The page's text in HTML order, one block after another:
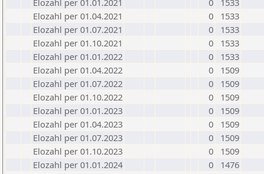
Elozahl per 01.01.2021
0
1533
Elozahl per 01.04.2021
0
1533
Elozahl per 01.07.2021
0
1533
Elozahl per 01.10.2021
0
1533
Elozahl per 01.01.2022
0
1533
Elozahl per 01.04.2022
0
1509
Elozahl per 01.07.2022
0
1509
Elozahl per 01.10.2022
0
1509
Elozahl per 01.01.2023
0
1509
Elozahl per 01.04.2023
0
1509
Elozahl per 01.07.2023
0
1509
Elozahl per 01.10.2023
0
1509
Elozahl per 01.01.2024
0
1476